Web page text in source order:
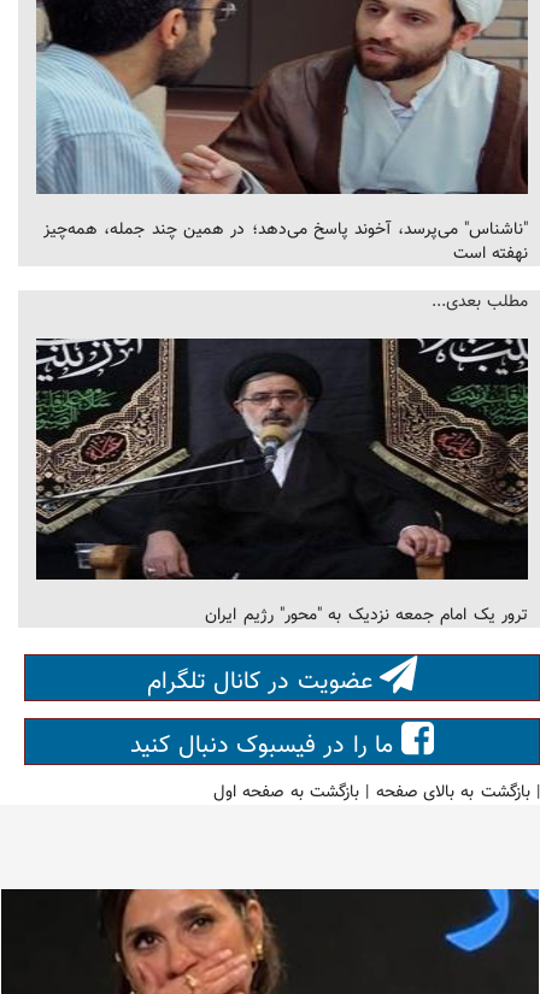
"ناشناس" می‌پرسد، آخوند پاسخ می‌دهد؛ در همین چند جمله، همه‌چیز
نهفته است
مطلب بعدی...
ترور یک امام جمعه نزدیک به "محور" رژیم ایران
عضویت در کانال تلگرام
ما را در فیسبوک دنبال کنید
|بازگشت به بالای صفحه |بازگشت به صفحه اول